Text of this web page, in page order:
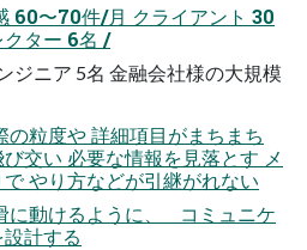
60〜70件/月 クライアント 30
ター 6名 /
ジニア 5名 金融会社様の大規模
の粒度や 詳細項目がまちまち
交い 必要な情報を見落とす メ
やり方などが引継がれない
に動けるように、 コミュニケ
計する